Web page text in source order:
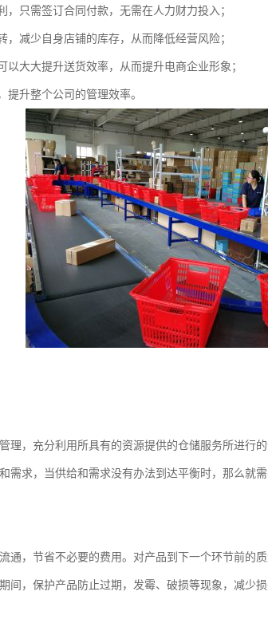
，只需签订合同付款，无需在人力财力投入；
，减少自身店铺的库存，从而降低经营风险；
以大大提升送货效率，从而提升电商企业形象；
提升整个公司的管理效率。
理，充分利用所具有的资源提供的仓储服务所进行
需求，当供给和需求没有办法到达平衡时，那么就
通，节省不必要的费用。对产品到下一个环节前的
间，保护产品防止过期，发霉、破损等现象，减少损